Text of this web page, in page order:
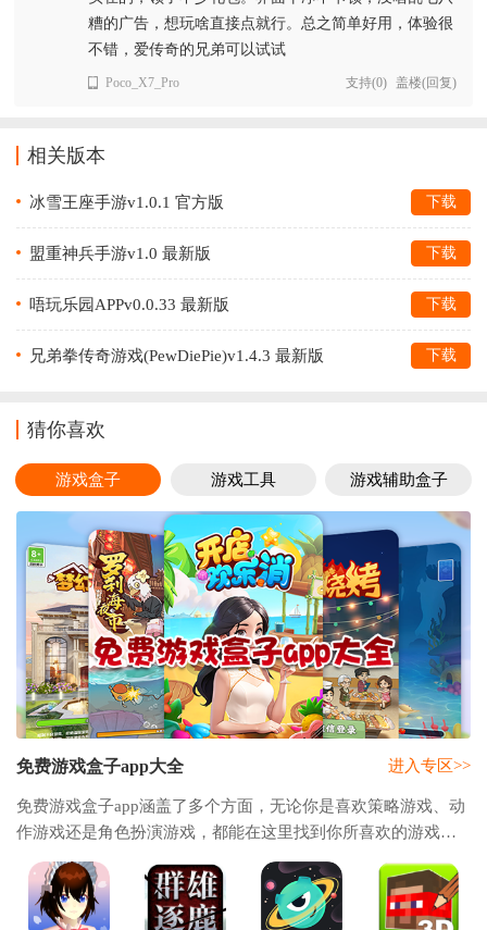
糟的广告，想玩啥直接点就行。总之简单好用，体验很
不错，爱传奇的兄弟可以试试
Poco_X7_Pro 支持(0) 盖楼(回复)
相关版本
冰雪王座手游v1.0.1 官方版 下载
盟重神兵手游v1.0 最新版 下载
唔玩乐园APPv0.0.33 最新版 下载
兄弟拳传奇游戏(PewDiePie)v1.4.3 最新版 下载
猜你喜欢
游戏盒子 游戏工具 游戏辅助盒子
免费游戏盒子app大全
免费游戏盒子app涵盖了多个方面，无论你是喜欢策略游戏、动
作游戏还是角色扮演游戏，都能在这里找到你所喜欢的游戏。
这些游戏盒子不仅提供了大量的免费游戏资源，还有各种游戏
攻略和社区交流，可以让你与朋友分享游戏
进入专区>>